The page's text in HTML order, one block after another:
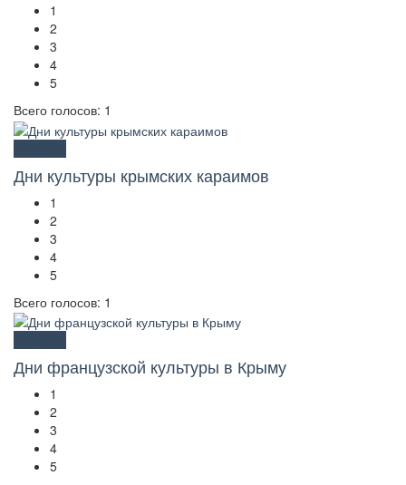
1
2
3
4
5
Всего голосов: 1
Дни культуры крымских караимов
1
2
3
4
5
Всего голосов: 1
Дни французской культуры в Крыму
1
2
3
4
5